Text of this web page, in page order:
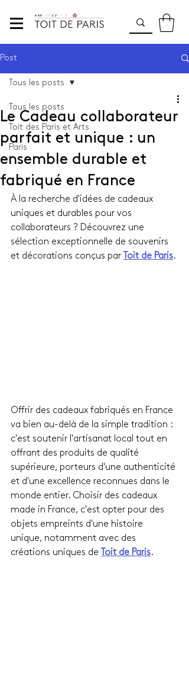
Post
Tous les posts
Toit des Paris et Arts
Paris
Tous les posts
Le Cadeau collaborateur
parfait et unique : un
ensemble durable et
fabriqué en France
À la recherche d'idées de cadeaux
uniques et durables pour vos
collaborateurs ? Découvrez une
sélection exceptionnelle de souvenirs
et décorations conçus par
Toit de Paris.
Offrir des cadeaux fabriqués en France
va bien au-delà de la simple tradition :
c'est soutenir l'artisanat local tout en
offrant des produits de qualité
supérieure, porteurs d'une authenticité
et d'une excellence reconnues dans le
monde entier. Choisir des cadeaux
made in France, c'est opter pour des
objets empreints d'une histoire
unique, notamment avec des
créations uniques de Toit de Paris.